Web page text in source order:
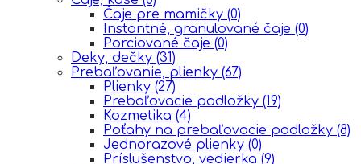
Čaje pre mamičky (0)
Instantné, granulované čaje (0)
Porciované čaje (0)
Deky, dečky (31)
Prebaľovanie, plienky (67)
Plienky (27)
Prebaľovacie podložky (19)
Kozmetika (4)
Poťahy na prebaľovacie podložky (8)
Jednorazové plienky (0)
Príslušenstvo, vedierka (9)